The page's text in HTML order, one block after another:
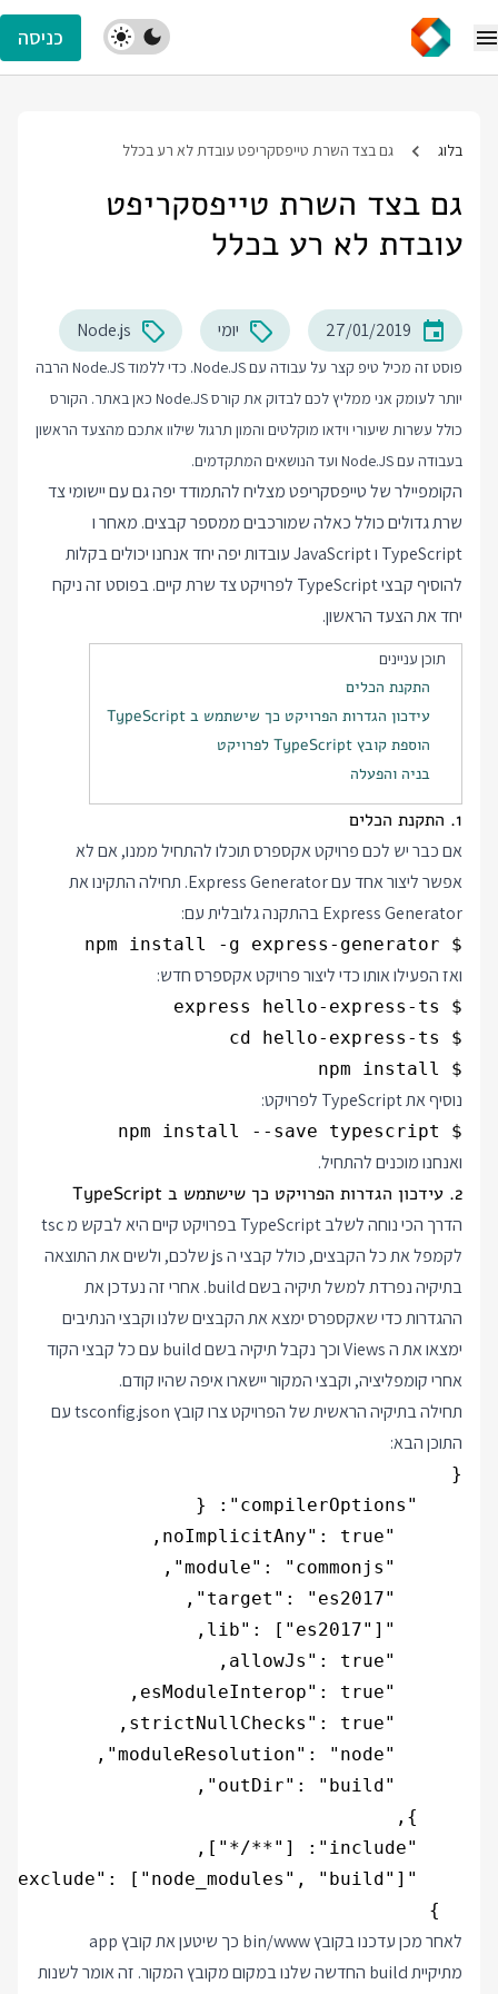
כניסה
בלוג גם בצד השרת טייפסקריפט עובדת לא רע בכלל
גם בצד השרת טייפסקריפט
עובדת לא רע בכלל
27/01/2019 יומי Node.js
פוסט זה מכיל טיפ קצר על עבודה עם Node.JS. כדי ללמוד Node.JS הרבה
יותר לעומק אני ממליץ לכם לבדוק את קורס Node.JS
כאן באתר. הקורס
כולל עשרות שיעורי וידאו מוקלטים והמון תרגול שילוו אתכם מהצעד הראשון
בעבודה עם Node.JS ועד הנושאים המתקדמים.
הקומפיילר של טייפסקריפט מצליח להתמודד יפה גם עם יישומי צד
שרת גדולים כולל כאלה שמורכבים ממספר קבצים. מאחר ו
TypeScript ו JavaScript עובדות יפה יחד אנחנו יכולים בקלות
להוסיף קבצי TypeScript לפרויקט צד שרת קיים. בפוסט זה ניקח
יחד את הצעד הראשון.
תוכן עניינים
התקנת הכלים
עידכון הגדרות הפרויקט כך שישתמש ב TypeScript
הוספת קובץ TypeScript לפרויקט
בניה והפעלה
1. התקנת הכלים
אם כבר יש לכם פרויקט אקספרס תוכלו להתחיל ממנו, אם לא
אפשר ליצור אחד עם Express Generator. תחילה התקינו את
Express Generator בהתקנה גלובלית עם:
$ npm install -g express-generator
ואז הפעילו אותו כדי ליצור פרויקט אקספרס חדש:
$ npm install
נוסיף את TypeScript לפרויקט:
$ npm install --save typescript
ואנחנו מוכנים להתחיל.
2. עידכון הגדרות הפרויקט כך שישתמש ב TypeScript
הדרך הכי נוחה לשלב TypeScript בפרויקט קיים היא לבקש מ tsc
לקמפל את כל הקבצים, כולל קבצי ה js שלכם, ולשים את התוצאה
בתיקיה נפרדת למשל תיקיה בשם build. אחרי זה נעדכן את
ההגדרות כדי שאקספרס ימצא את הקבצים שלנו וקבצי הנתיבים
ימצאו את ה Views וכך נקבל תיקיה בשם build עם כל קבצי הקוד
אחרי קומפליציה, וקבצי המקור יישארו איפה שהיו קודם.
תחילה בתיקיה הראשית של הפרויקט צרו קובץ tsconfig.json עם
התוכן הבא:
  }
לאחר מכן עדכנו בקובץ bin/www כך שיטען את קובץ app
מתיקיית build החדשה שלנו במקום מקובץ המקור. זה אומר לשנות